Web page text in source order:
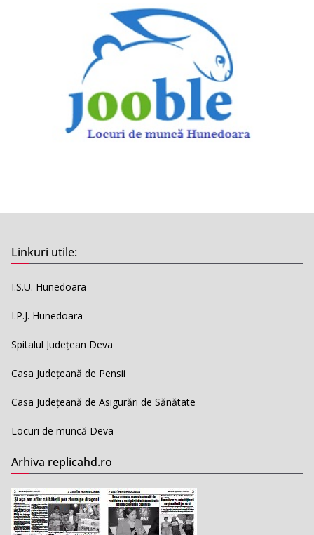
Linkuri utile:
I.S.U. Hunedoara
I.P.J. Hunedoara
Spitalul Județean Deva
Casa Județeană de Pensii
Casa Județeană de Asigurări de Sănătate
Locuri de muncă Deva
Arhiva replicahd.ro